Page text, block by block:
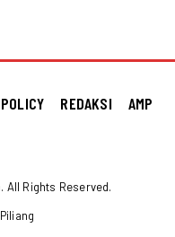
REDAKSI AMP
Rights Reserved.